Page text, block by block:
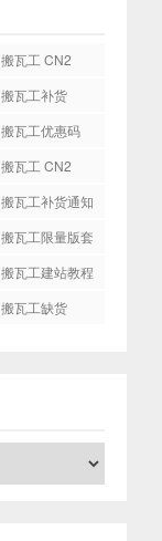
搬瓦工 CN2
搬瓦工补货
搬瓦工优惠码
搬瓦工 CN2
搬瓦工补货通知
搬瓦工限量版套
搬瓦工建站教程
搬瓦工缺货